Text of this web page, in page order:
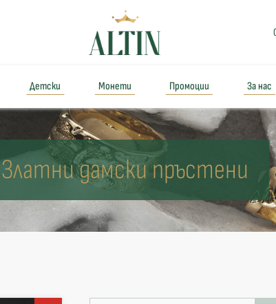
Детски Монети Промоции За нас
Златни дамски пръстени